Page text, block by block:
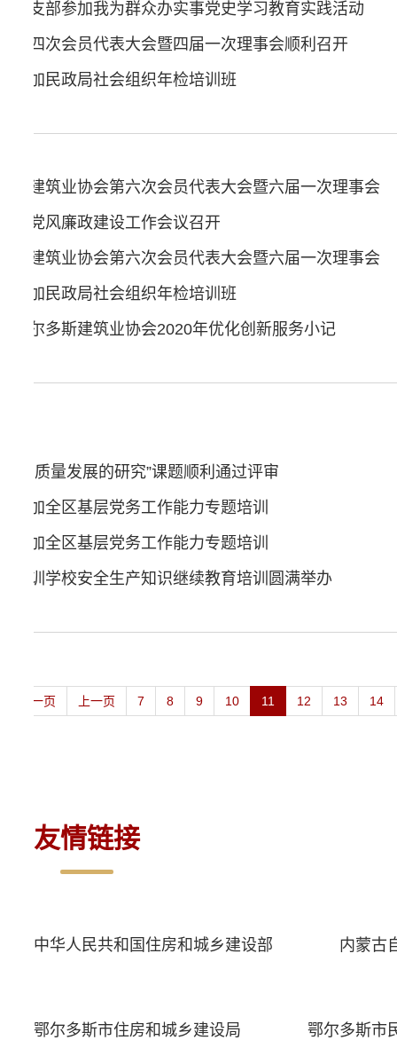
党支部参加我为群众办实事党史学习教育实践活动
第四次会员代表大会暨四届一次理事会顺利召开
参加民政局社会组织年检培训班
区建筑业协会第六次会员代表大会暨六届一次理事会
暨党风廉政建设工作会议召开
区建筑业协会第六次会员代表大会暨六届一次理事会
参加民政局社会组织年检培训班
尔多斯建筑业协会2020年优化创新服务小记
高质量发展的研究”课题顺利通过评审
参加全区基层党务工作能力专题培训
参加全区基层党务工作能力专题培训
培训学校安全生产知识继续教育培训圆满举办
第一页 上一页 7 8 9 10 11 12 13 14
友情链接
中华人民共和国住房和城乡建设部 内蒙古
鄂尔多斯市住房和城乡建设局 鄂尔多斯市